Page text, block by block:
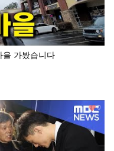
을 가봤습니다
0